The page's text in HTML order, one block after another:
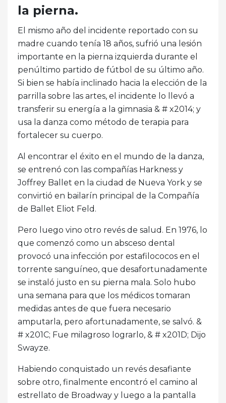
la pierna.
El mismo año del incidente reportado con su
madre cuando tenía 18 años, sufrió una lesión
importante en la pierna izquierda durante el
penúltimo partido de fútbol de su último año.
Si bien se había inclinado hacia la elección de la
parrilla sobre las artes, el incidente lo llevó a
transferir su energía a la gimnasia & # x2014; y
usa la danza como método de terapia para
fortalecer su cuerpo.
Al encontrar el éxito en el mundo de la danza,
se entrenó con las compañías Harkness y
Joffrey Ballet en la ciudad de Nueva York y se
convirtió en bailarín principal de la Compañía
de Ballet Eliot Feld.
Pero luego vino otro revés de salud. En 1976, lo
que comenzó como un absceso dental
provocó una infección por estafilococos en el
torrente sanguíneo, que desafortunadamente
se instaló justo en su pierna mala. Solo hubo
una semana para que los médicos tomaran
medidas antes de que fuera necesario
amputarla, pero afortunadamente, se salvó. &
# x201C; Fue milagroso lograrlo, & # x201D; Dijo
Swayze.
Habiendo conquistado un revés desafiante
sobre otro, finalmente encontró el camino al
estrellato de Broadway y luego a la pantalla